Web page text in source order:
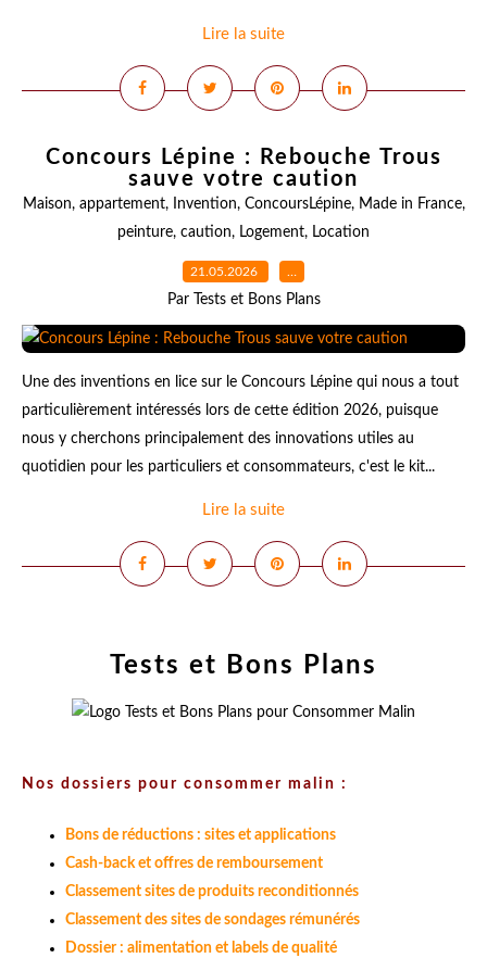
Lire la suite
Concours Lépine : Rebouche Trous
sauve votre caution
Maison, appartement, Invention, ConcoursLépine, Made in France,
peinture, caution, Logement, Location
21.05.2026 …
Par Tests et Bons Plans
Une des inventions en lice sur le Concours Lépine qui nous a tout
particulièrement intéressés lors de cette édition 2026, puisque
nous y cherchons principalement des innovations utiles au
quotidien pour les particuliers et consommateurs, c'est le kit...
Lire la suite
Tests et Bons Plans
Nos dossiers pour consommer malin :
Bons de réductions : sites et applications
Cash-back et offres de remboursement
Classement sites de produits reconditionnés
Classement des sites de sondages rémunérés
Dossier : alimentation et labels de qualité